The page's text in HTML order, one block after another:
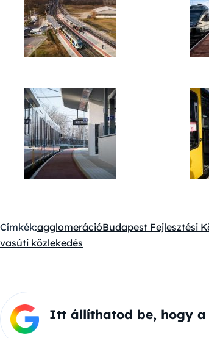
Címkék:agglomerációBudapest Fejlesztési
vasúti közlekedés
Itt állíthatod be, hogy a